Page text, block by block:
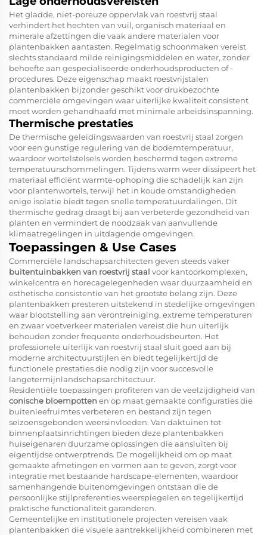
Het gladde, niet-poreuze oppervlak van roestvrij staal
verhindert het hechten van vuil, organisch materiaal en
minerale afzettingen die vaak andere materialen voor
plantenbakken aantasten. Regelmatig schoonmaken vereist
slechts standaard milde reinigingsmiddelen en water, zonder
behoefte aan gespecialiseerde onderhoudsproducten of -
procedures. Deze eigenschap maakt roestvrijstalen
plantenbakken bijzonder geschikt voor drukbezochte
commerciële omgevingen waar uiterlijke kwaliteit consistent
moet worden gehandhaafd met minimale arbeidsinspanning.
Thermische prestaties
De thermische geleidingswaarden van roestvrij staal zorgen
voor een gunstige regulering van de bodemtemperatuur,
waardoor wortelstelsels worden beschermd tegen extreme
temperatuurschommelingen. Tijdens warm weer dissipeert het
materiaal efficiënt warmte-ophoping die schadelijk kan zijn
voor plantenwortels, terwijl het in koude omstandigheden
enige isolatie biedt tegen snelle temperatuurdalingen. Dit
thermische gedrag draagt bij aan verbeterde gezondheid van
planten en vermindert de noodzaak van aanvullende
klimaatregelingen in uitdagende omgevingen.
Toepassingen & Use Cases
Commerciële landschapsarchitecten geven steeds vaker
buitentuinbakken van roestvrij staal voor kantoorkomplexen,
winkelcentra en horecagelegenheden waar duurzaamheid en
esthetische consistentie van het grootste belang zijn. Deze
plantenbakken presteren uitstekend in stedelijke omgevingen
waar blootstelling aan verontreiniging, extreme temperaturen
en zwaar voetverkeer materialen vereist die hun uiterlijk
behouden zonder frequente onderhoudsbeurten. Het
professionele uiterlijk van roestvrij staal sluit goed aan bij
moderne architectuurstijlen en biedt tegelijkertijd de
functionele prestaties die nodig zijn voor succesvolle
langetermijnlandschapsarchitectuur.
Residentiële toepassingen profiteren van de veelzijdigheid van
conische bloempotten en op maat gemaakte configuraties die
buitenleefruimtes verbeteren en bestand zijn tegen
seizoensgebonden weersinvloeden. Van daktuinen tot
binnenplaatsinrichtingen bieden deze plantenbakken
huiseigenaren duurzame oplossingen die aansluiten bij
eigentijdse ontwerptrends. De mogelijkheid om op maat
gemaakte afmetingen en vormen aan te geven, zorgt voor
integratie met bestaande hardscape-elementen, waardoor
samenhangende buitenomgevingen ontstaan die de
persoonlijke stijlpreferenties weerspiegelen en tegelijkertijd
praktische functionaliteit garanderen.
Gemeentelijke en institutionele projecten vereisen vaak
plantenbakken die visuele aantrekkelijkheid combineren met